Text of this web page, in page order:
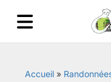
Accueil »